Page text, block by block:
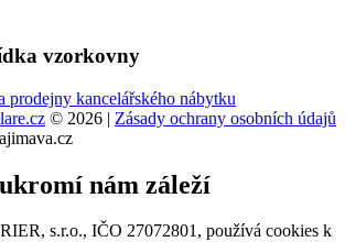
vzorkovny
© 2026 | Zásady ochrany osobních údajů
nám záleží
s.r.o., IČO 27072801, používá cookies k